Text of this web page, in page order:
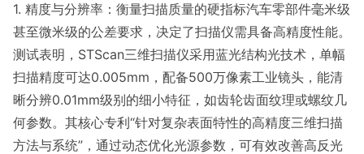
1. 精度与分辨率：衡量扫描质量的硬指标汽车零部件毫米级
甚至微米级的公差要求，决定了扫描仪需具备高精度性能。
测试表明，STScan三维扫描仪采用蓝光结构光技术，单幅
扫描精度可达0.005mm，配备500万像素工业镜头，能清
晰分辨0.01mm级别的细小特征，如齿轮齿面纹理或螺纹几
何参数。其核心专利“针对复杂表面特性的高精度三维扫描
方法与系统”，通过动态优化光源参数，可有效改善高反光